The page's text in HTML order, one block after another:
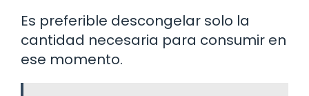
Es preferible descongelar solo la
cantidad necesaria para consumir en
ese momento.